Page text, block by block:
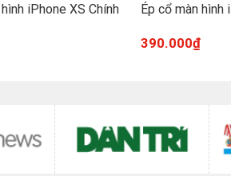
iPhone XS Chính
Ép cổ màn hình
390.000₫